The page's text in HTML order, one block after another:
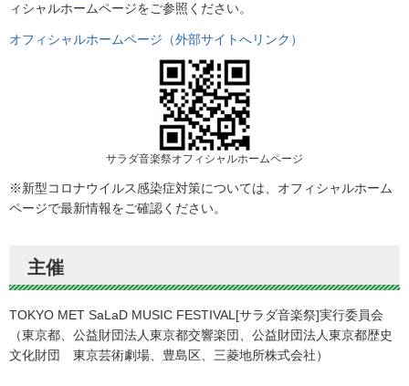
ィシャルホームページをご参照ください。
オフィシャルホームページ（外部サイトへリンク）
サラダ音楽祭オフィシャルホームページ
※新型コロナウイルス感染症対策については、オフィシャルホーム
ページで最新情報をご確認ください。
主催
TOKYO MET SaLaD MUSIC FESTIVAL[サラダ音楽祭]実行委員会
（東京都、公益財団法人東京都交響楽団、公益財団法人東京都歴史
文化財団 東京芸術劇場、豊島区、三菱地所株式会社）